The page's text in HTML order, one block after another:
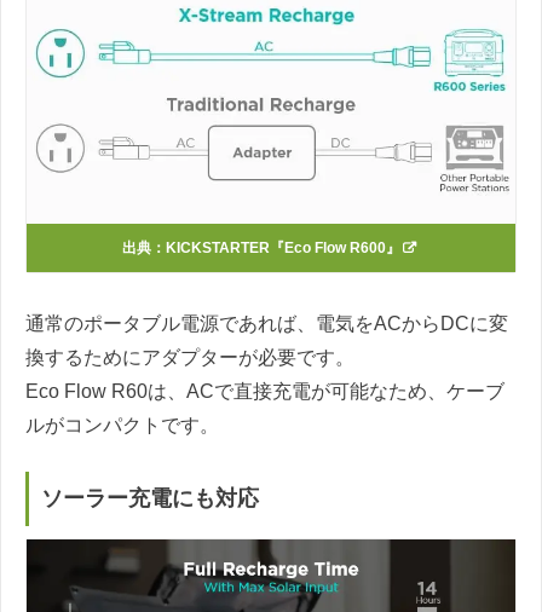
出典： KICKSTARTER『Eco Flow R600』
通常のポータブル電源であれば、電気をACからDCに変
換するためにアダプターが必要です。
Eco Flow R60は、ACで直接充電が可能なため、ケーブ
ルがコンパクトです。
ソーラー充電にも対応